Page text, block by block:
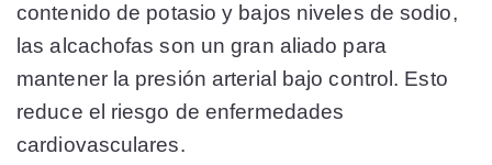
contenido de potasio y bajos niveles de sodio,
las alcachofas son un gran aliado para
mantener la presión arterial bajo control. Esto
reduce el riesgo de enfermedades
cardiovasculares.